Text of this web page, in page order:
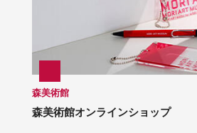
森美術館
森美術館オンラインショップ